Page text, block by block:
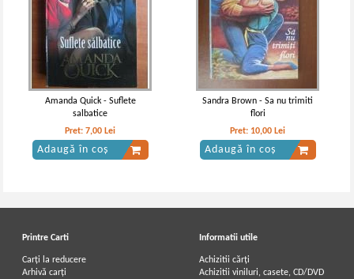
Amanda Quick - Suflete
salbatice
Pret:7,00 Lei
Adaugă în coș
Sandra Brown - Sa nu trimiti
flori
Pret: 10,00 Lei
Adaugă în coș
Printre Carti
Carți la reducere
Arhivă carți
Informatii utile
Achizitii cărți
Achizitii viniluri, casete, CD/DVD